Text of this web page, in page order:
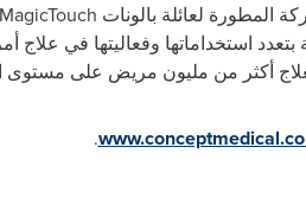
المطورة لعائلة بالونات MagicTouch
بتعدد استخداماتها وفعاليتها في
أكثر من مليون مريض على مستوى
.